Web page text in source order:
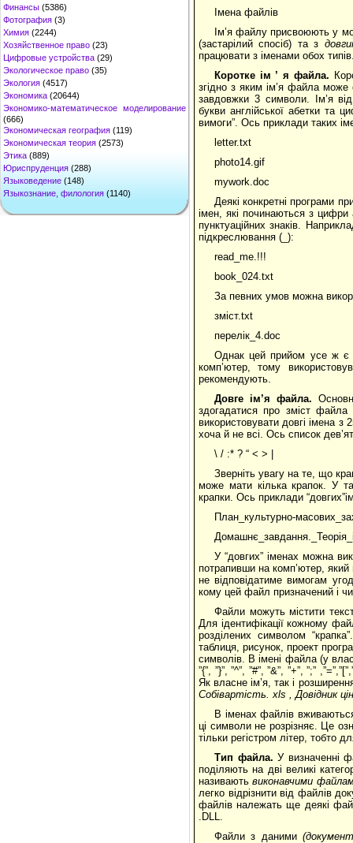
Финансы (5386)
Фотография (3)
Химия (2244)
Хозяйственное право (23)
Цифровые устройства (29)
Экологическое право (35)
Экология (4517)
Экономика (20644)
Экономико-математическое моделирование
(666)
Экономическая география (119)
Экономическая теория (2573)
Этика (889)
Юриспруденция (288)
Языковедение (148)
Языкознание, филология (1140)
Імена файлів
Ім’я файлу присвоюють у
(застарілий спосіб) та з
працювати з іменами обох
Коротке ім ’ я файла.
згідно з яким ім’я файла
завдовжки 3 символи. Ім’я
букви англійської абетки та
вимоги”. Ось приклади таких
letter.txt
photo14.gif
mywork.doc
Деякі конкретні програми
імен, які починаються з
пунктуаційних знаків.
підкреслювання (_):
read_me.!!!
book_024.txt
За певних умов можна
зміст.txt
перелік_4.doc
Однак цей прийом усе ж є
комп’ютер, тому
рекомендують.
Довге ім’я файла.
здогадатися про зміст
використовувати довгі імена з
хоча й не всі. Ось список
\ / :* ? “ < > |
Зверніть увагу на те, що
може мати кілька крапок. У
крапки. Ось приклади
План_культурно-
У “довгих” іменах можна
потрапивши на комп’ютер, який
не відповідатиме вимогам
кому цей файл призначений і
Файли можуть містити
Для ідентифікації кожному
розділених символом
таблиця, рисунок, проект
символів. В імені файла (у
”{”, ”}”, ”^”, ”#”, ”&”, ”+”, ”;”
Як власне ім’я, так і
Собівартість. xls , Довідник
В іменах файлів
ці символи не розрізняє. Це
тільки регістром літер, тобто
Тип файла. У визначенні
поділяють на дві великі
називаютьвиконавчими
легко відрізнити від файлів
файлів належать ще деякі
.DLL.
Файли з даними